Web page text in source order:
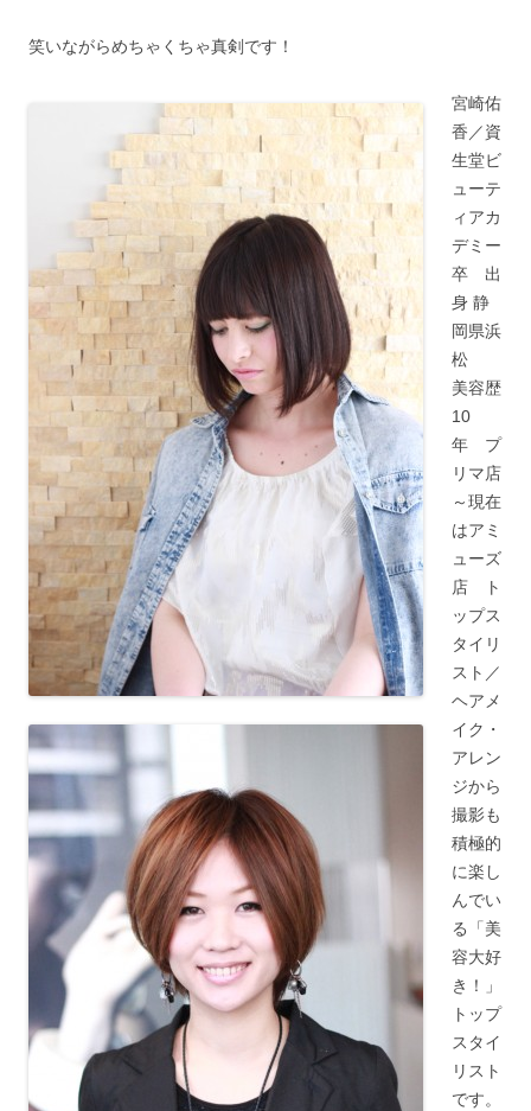
笑いながらめちゃくちゃ真剣です！
宮崎佑
香／資
生堂ビ
ューテ
ィアカ
デミー
卒 出
身 静
岡県浜
松
美容歴
10
年 プ
リマ店
～現在
はアミ
ューズ
店 ト
ップス
タイリ
スト／
ヘアメ
イク・
アレン
ジから
撮影も
積極的
に楽し
んでい
る「美
容大好
き！」
トップ
スタイ
リスト
です。